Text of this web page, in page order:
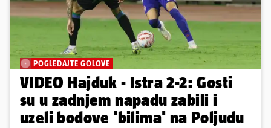
POGLEDAJTE GOLOVE
VIDEO Hajduk - Istra 2-2: Gosti
su u zadnjem napadu zabili i
uzeli bodove 'bilima' na Poljudu